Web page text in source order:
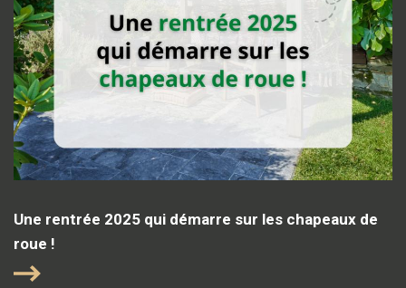
Une rentrée 2025 qui démarre sur les chapeaux de
roue !